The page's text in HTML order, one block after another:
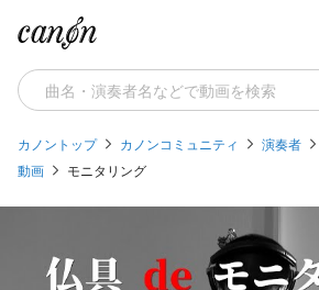
カノントップ カノンコミュニティ 演奏者
動画
モニタリング